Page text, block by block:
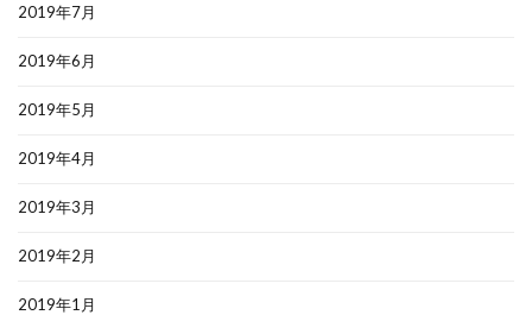
2019年7月
2019年6月
2019年5月
2019年4月
2019年3月
2019年2月
2019年1月